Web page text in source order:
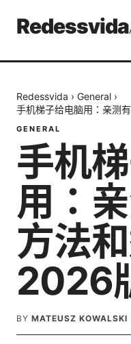
Redessvida
Redessvida › General ›
手机梯子给电脑用：亲测
GENERAL
手机
用：
方法
2026
BY MATEUSZ KOWALSKI